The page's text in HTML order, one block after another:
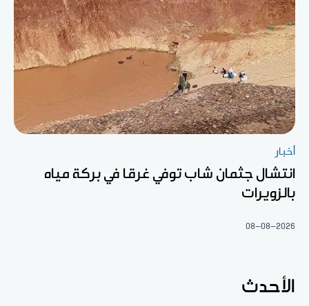
أخبار
انتشال جثمان شاب توفي غرقا في بركة مياه
بالزويرات
08-08-2026
الأحدث